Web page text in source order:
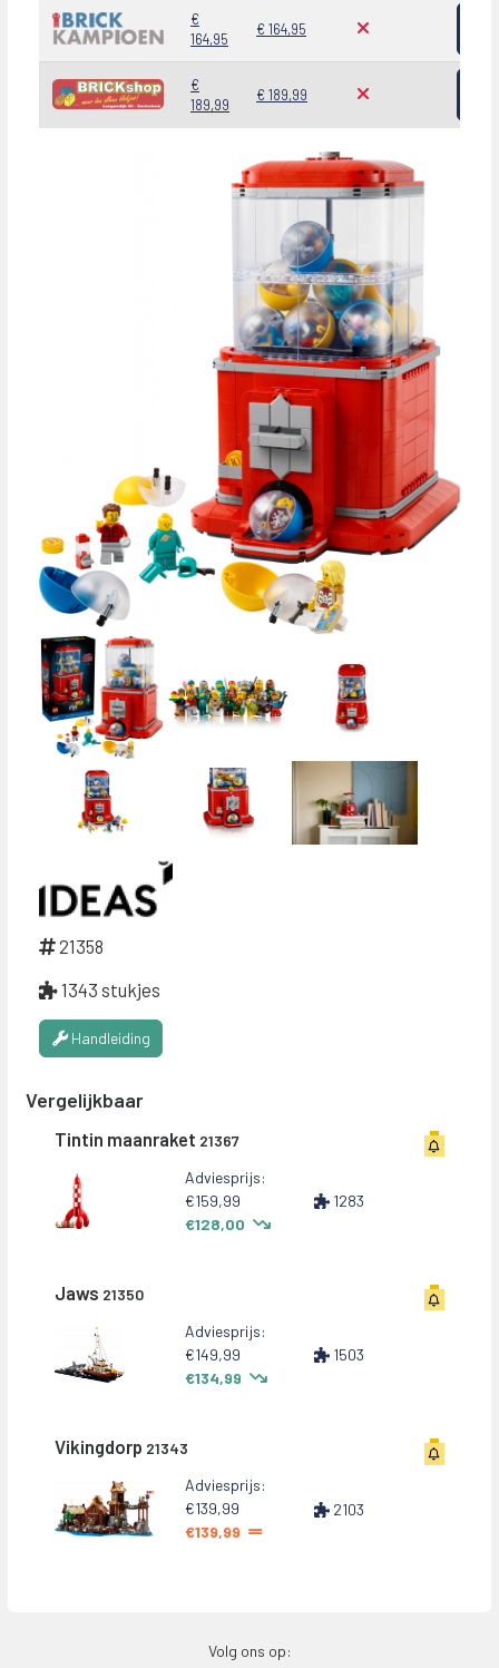
21358
1343 stukjes
Handleiding
Vergelijkbaar
Tintin maanraket 21367
Adviesprijs:
€159,99
€128,00
1283
Jaws 21350
Adviesprijs:
€149,99
€134,99
1503
Vikingdorp 21343
Adviesprijs:
€139,99
€139,99
2103
€
164,95
€ 164,95
€
189,99
€ 189,99
Volg ons op: